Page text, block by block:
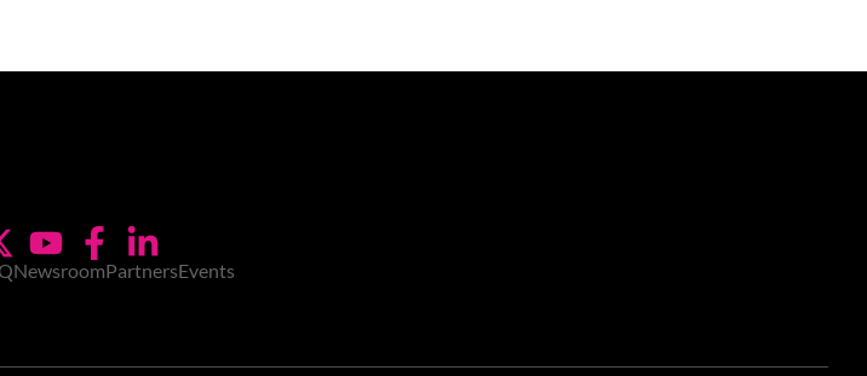
NewsroomPartnersEvents